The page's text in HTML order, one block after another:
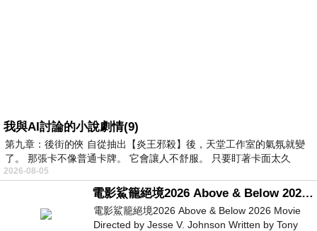
我與AI討論的小說劇情(9)
第九章：後街的俠 自從抽出【炎王邪殺】後，天堂工作室的氣氛就變
了。 那張卡不像普通卡牌。 它會讓人不舒服。 只要盯著卡面太久
2026-08-05
電影鯊籠絕境2026 Above & Below 2026 Movie
電影鯊籠絕境2026 Above & Below 2026 Movie
Directed by Jesse V. Johnson Written by Tony